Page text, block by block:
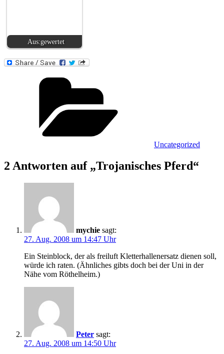
Aus:gewertet
Uncategorized
2 Antworten auf „Trojanisches Pferd“
mychie sagt:
27. Aug. 2008 um 14:47 Uhr
Ein Steinblock, der als freiluft Kletterhallenersatz dienen soll,
würde ich raten. (Ähnliches gibts doch bei der Uni in der
Nähe vom Röthelheim.)
Peter sagt:
27. Aug. 2008 um 14:50 Uhr